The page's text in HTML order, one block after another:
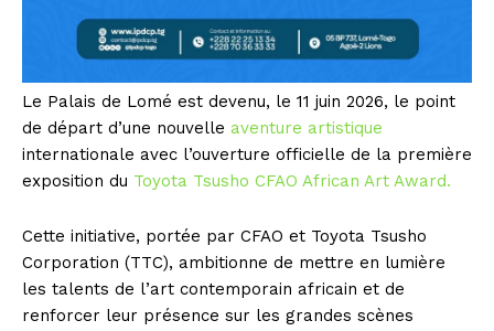
Le Palais de Lomé est devenu, le 11 juin 2026, le point
de départ d’une nouvelle aventure artistique
internationale avec l’ouverture officielle de la première
exposition du Toyota Tsusho CFAO African Art Award.
Cette initiative, portée par CFAO et Toyota Tsusho
Corporation (TTC), ambitionne de mettre en lumière
les talents de l’art contemporain africain et de
renforcer leur présence sur les grandes scènes